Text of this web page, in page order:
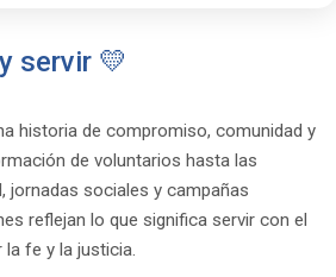
servir 💛
historia de compromiso, comunidad y
de voluntarios hasta las
jornadas sociales y campañas
reflejan lo que significa servir con el
fe y la justicia.